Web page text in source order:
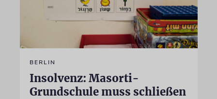
BERLIN
Insolvenz: Masorti-
Grundschule muss schließen